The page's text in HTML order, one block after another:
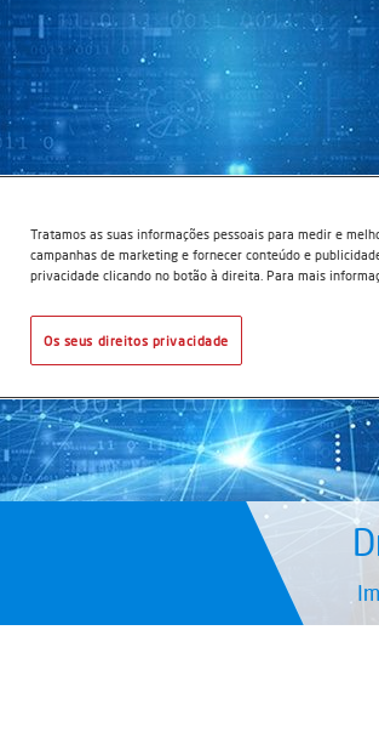
Tratamos as suas informações pessoais para medir e
campanhas de marketing e fornecer conteúdo e
privacidade clicando no botão à direita. Para mais
Os seus direitos privacidade